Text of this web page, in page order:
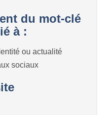
du mot-clé
à :
ou actualité
sociaux